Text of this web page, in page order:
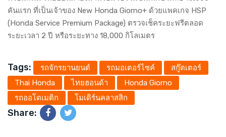
คันแรก ที่เป็นเจ้าของ New Honda Giorno+ ด้วยแพคเกจ HSP
(Honda Service Premium Package) ตรวจเช็คระยะฟรีตลอด
ระยะเวลา 2 ปี หรือระยะทาง 18,000 กิโลเมตร
Tags: รถจักรยานยนต์ รถมอเตอร์ไซค์
สกู๊ตเตอร์
Thai Honda
ไทยฮอนด้า
Honda Giorno
รถออโตเมติก
โมเดิร์นคลาสสิก
Share: